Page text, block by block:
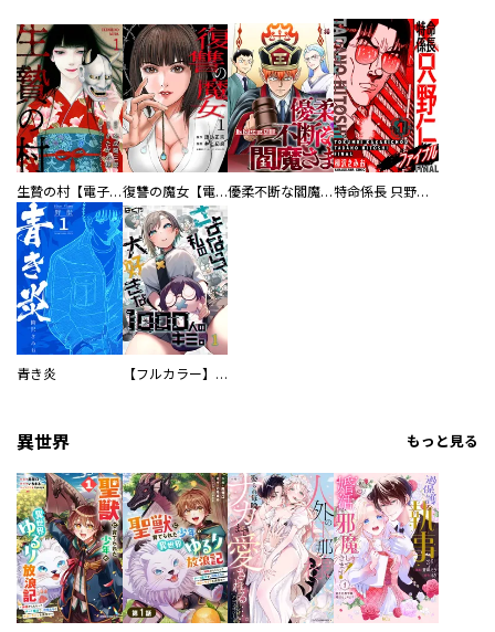
生贄の村【電子単行本版】 復讐の魔女【電子単行本版】 優柔不断な閻魔さま 特命係長 只野仁ファイナル 愛蔵版
青き炎 【フルカラー】さよなら、私の大好きな１０００人のキミ。
異世界 もっと見る